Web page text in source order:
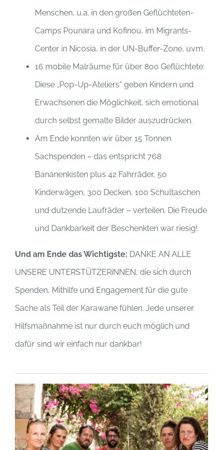
Menschen, u.a. in den großen Geflüchteten-
Camps Pounara und Kofinou, im Migrants-
Center in Nicosia, in der UN-Buffer-Zone, uvm.
16 mobile Malräume für über 800 Geflüchtete:
Diese „Pop-Up-Ateliers“ geben Kindern und
Erwachsenen die Möglichkeit, sich emotional
durch selbst gemalte Bilder auszudrücken.
Am Ende konnten wir über 15 Tonnen
Sachspenden – das entspricht 768
Bananenkisten plus 42 Fahrräder, 50
Kinderwägen, 300 Decken, 100 Schultaschen
und dutzende Laufräder – verteilen. Die Freude
und Dankbarkeit der Beschenkten war riesig!
Und am Ende das Wichtigste: DANKE AN ALLE
UNSERE UNTERSTÜTZERiNNEN, die sich durch
Spenden, Mithilfe und Engagement für die gute
Sache als Teil der Karawane fühlen. Jede unserer
Hilfsmaßnahme ist nur durch euch möglich und
dafür sind wir einfach nur dankbar!